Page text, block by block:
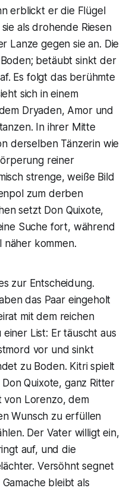
erblickt er die Flügel
als drohende Riesen
Lanze gegen sie an. Die
betäubt sinkt der
Es folgt das berühmte
sich in einem
Dryaden, Amor und
In ihrer Mitte
derselben Tänzerin wie
reiner
strenge, weiße Bild
zum derben
setzt Don Quixote,
Suche fort, während
näher kommen.
zur Entscheidung.
das Paar eingeholt
mit dem reichen
einer List: Er täuscht aus
vor und sinkt
zu Boden. Kitri spielt
Quixote, ganz Ritter
Lorenzo, dem
Wunsch zu erfüllen
Der Vater willigt ein,
auf, und die
Versöhnt segnet
bleibt als